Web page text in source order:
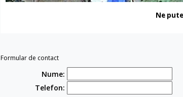
Ne
Formular de contact
Nume:
Telefon: